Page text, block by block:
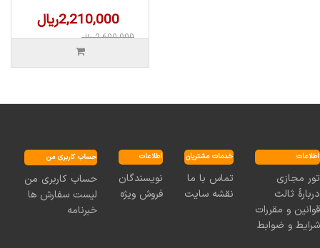
2,210,000ریال
2,600,000ریال
اطلاعات
تور مجازی
دربارۀ ثالث
قوانین و مقررات
شرایط و ضوابط
خدمات مشتریان
تماس با ما
نقشه سایت
اطلاعات
نویسندگان
فروش ویژه
حساب کاربری من
حساب کاربری من
لیست سفارش ها
خبرنامه